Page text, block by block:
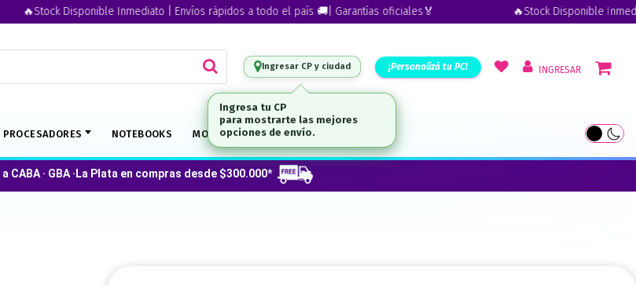
🔥Stock Disponible Inmediato | Envíos rápidos a todo el país 🚚| Garantías oficiales🏅 🔥Stock Disponible
Ingresar CP y ciudad ¡Personalizá tu PC! INGRESAR
PROCESADORES NOTEBOOKS MONITORES OUTLET
a CABA · GBA ·La Plata en compras desde $300.000*